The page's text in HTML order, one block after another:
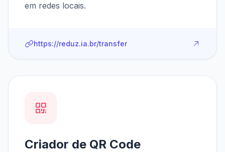
em redes locais.
https://reduz.ia.br/transfer
Criador de QR Code